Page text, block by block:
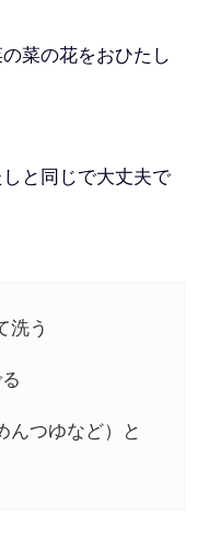
菜の花をおひたし
と同じで大丈夫で
洗う
んつゆなど）と